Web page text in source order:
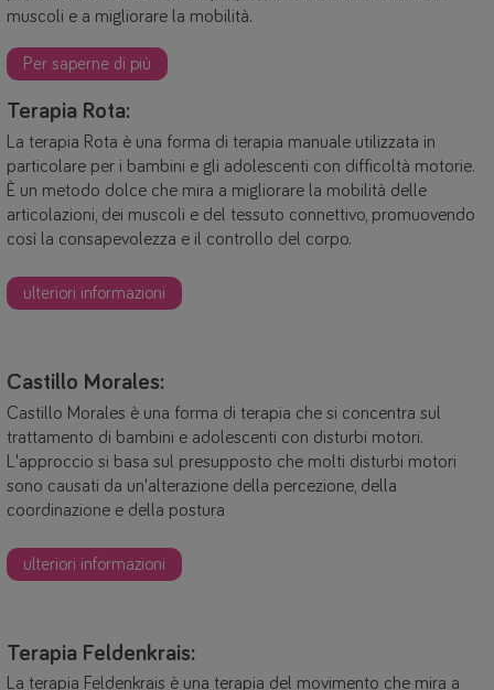
muscoli e a migliorare la mobilità.
Per saperne di più
Terapia Rota:
La terapia Rota è una forma di terapia manuale utilizzata in
particolare per i bambini e gli adolescenti con difficoltà motorie.
È un metodo dolce che mira a migliorare la mobilità delle
articolazioni, dei muscoli e del tessuto connettivo, promuovendo
così la consapevolezza e il controllo del corpo.
ulteriori informazioni
Castillo Morales:
Castillo Morales è una forma di terapia che si concentra sul
trattamento di bambini e adolescenti con disturbi motori.
L'approccio si basa sul presupposto che molti disturbi motori
sono causati da un'alterazione della percezione, della
coordinazione e della postura
ulteriori informazioni
Terapia Feldenkrais:
La terapia Feldenkrais è una terapia del movimento che mira a